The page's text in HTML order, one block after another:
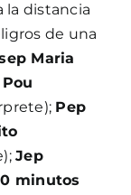
la distancia
de una
Maria
Pep
Jep
minutos